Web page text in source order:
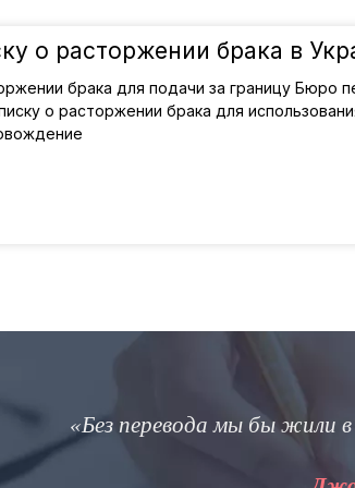
о расторжении брака в
брака для подачи за границу Бюро
о расторжении брака для
«Без перевода мы бы жили в